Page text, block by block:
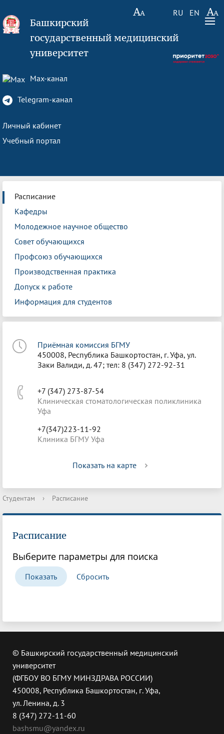
RU EN
Башкирский
государственный медицинский
университет
Max-канал
Telegram-канал
Личный кабинет
Учебный портал
Расписание
Кафедры
Молодежное научное общество
Совет обучающихся
Профсоюз обучающихся
Производственная практика
Допуск к работе
Информация для студентов
Приёмная комиссия БГМУ
450008, Республика Башкортостан, г. Уфа, ул.
Заки Валиди, д. 47; тел: 8 (347) 272-92-31
+7 (347) 273-87-54
Клиническая стоматологическая поликлиника
Уфа
+7(347)223-11-92
Клиника БГМУ Уфа
Показать на карте
Студентам › Расписание
Расписание
Выберите параметры для поиска
© Башкирский государственный медицинский
университет
(ФГБОУ ВО БГМУ МИНЗДРАВА РОССИИ)
450008, Республика Башкортостан, г. Уфа,
ул. Ленина, д. 3
8 (347) 272-11-60
bashsmu@yandex.ru